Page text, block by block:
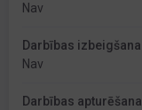
Nav
Darbības izbeigšana
Nav
Darbības apturēšana